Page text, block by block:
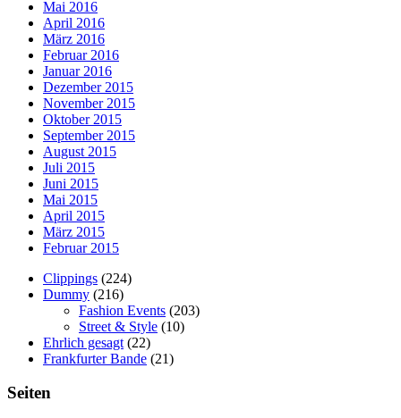
Mai 2016
April 2016
März 2016
Februar 2016
Januar 2016
Dezember 2015
November 2015
Oktober 2015
September 2015
August 2015
Juli 2015
Juni 2015
Mai 2015
April 2015
März 2015
Februar 2015
Clippings (224)
Dummy (216)
Fashion Events (203)
Street & Style (10)
Ehrlich gesagt (22)
Frankfurter Bande (21)
Seiten